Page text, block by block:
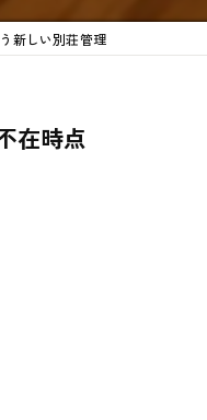
新しい別荘管理
在時点